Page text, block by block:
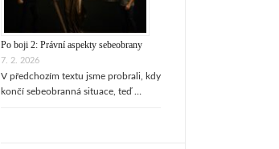
Po boji 2: Právní aspekty sebeobrany
7. 2. 2026
V předchozím textu jsme probrali, kdy
končí sebeobranná situace, teď …